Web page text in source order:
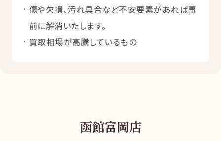
傷や欠損、汚れ具合など不安要素があれば事
前に解消いたします。
買取相場が高騰しているもの
函館富岡店